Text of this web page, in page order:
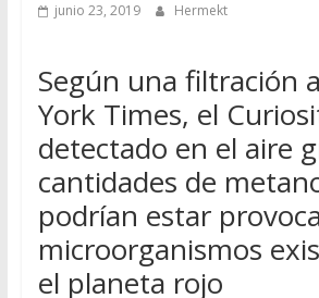
junio 23, 2019 Hermekt
Según una filtración
York Times, el
detectado en el aire
cantidades de
podrían estar
microorganismos
el planeta rojo